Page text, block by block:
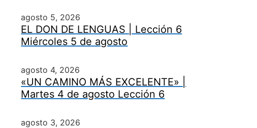
agosto 5, 2026
EL DON DE LENGUAS | Lección 6
Miércoles 5 de agosto
agosto 4, 2026
«UN CAMINO MÁS EXCELENTE» |
Martes 4 de agosto Lección 6
agosto 3, 2026